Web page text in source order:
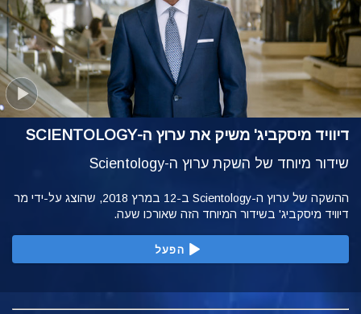
דיוויד מיסקביג' משיק את ערוץ ה-SCIENTOLOGY
שידור מיוחד של השקת ערוץ ה-Scientology
ההשקה של ערוץ ה-Scientology ב-12 במרץ 2018, שהוצג על-ידי מר
דיוויד מיסקביג' בשידור המיוחד הזה שאורכו שעה.
הפעל